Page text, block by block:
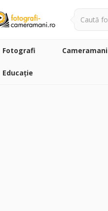
Fotografi Cameramani
Educație